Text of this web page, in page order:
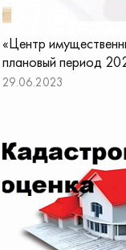
«Центр
плановый период
29.06.2023